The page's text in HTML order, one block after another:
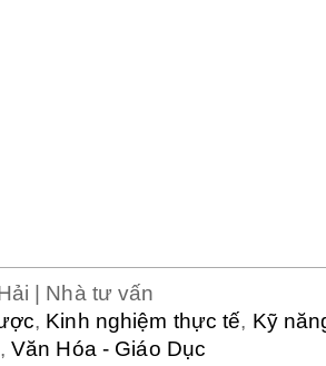
| Nhà tư vấn
, Kinh nghiệm thực tế, Kỹ
, Văn Hóa - Giáo Dục